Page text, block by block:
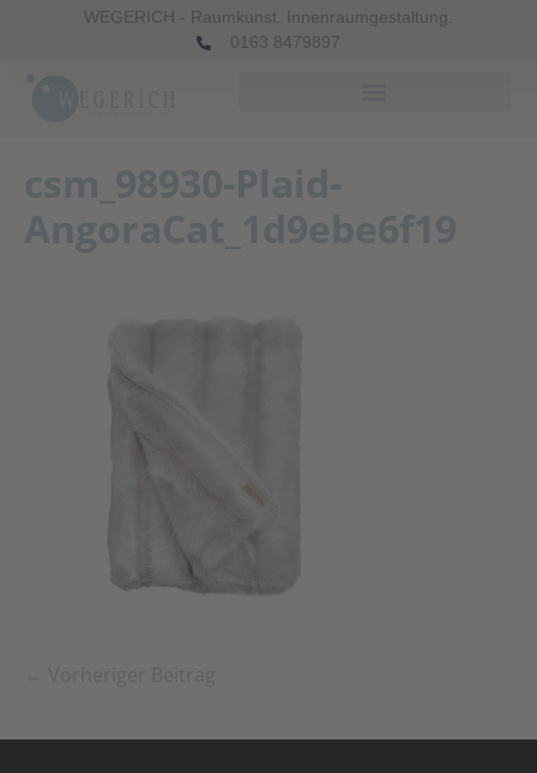
WEGERICH - Raumkunst. Innenraumgestaltung.
0163 8479897